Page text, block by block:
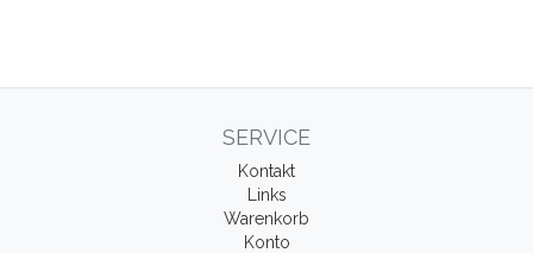
SERVICE
Kontakt
Links
Warenkorb
Konto